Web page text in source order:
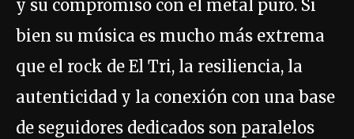
y su compromiso con el metal puro. Si
bien su música es mucho más extrema
que el rock de El Tri, la resiliencia, la
autenticidad y la conexión con una base
de seguidores dedicados son paralelos